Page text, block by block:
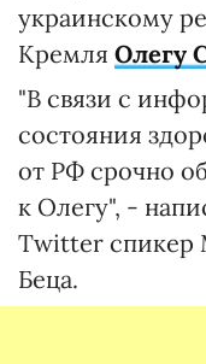
украинскому
Кремля Олегу
"В связи с
состояния
от РФ срочно
к Олегу", -
Twitter спикер
Беца.